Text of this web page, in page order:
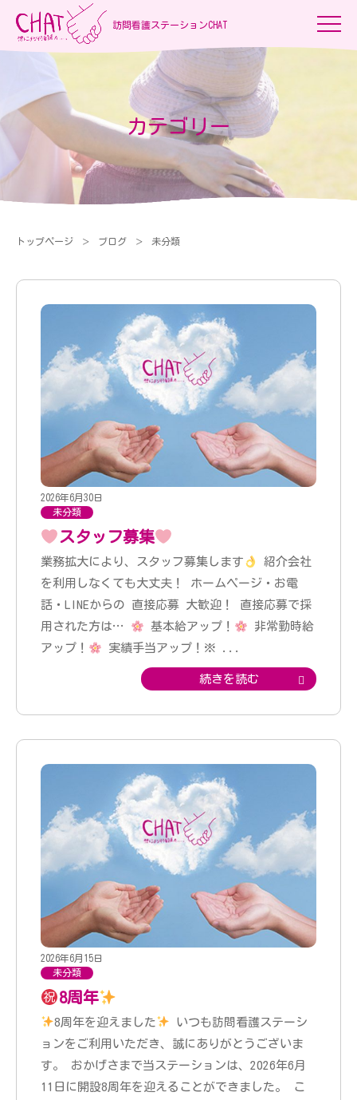
訪問看護ステーションCHAT
カテゴリー
トップページ ブログ 未分類
2026年6月30日
未分類
スタッフ募集
業務拡大により、スタッフ募集します
紹介会社
を利用しなくても大丈夫！ ホームページ・お電
話・LINEからの 直接応募 大歓迎！ 直接応募で採
用された方は…
基本給アップ！
非常勤時給
アップ！
実績手当アップ！※ ...
続きを読む
2026年6月15日
未分類
8周年
8周年を迎えました
いつも訪問看護ステーシ
ョンをご利用いただき、誠にありがとうございま
す。 おかげさまで当ステーションは、2026年6月
11日に開設8周年を迎えることができました。 こ